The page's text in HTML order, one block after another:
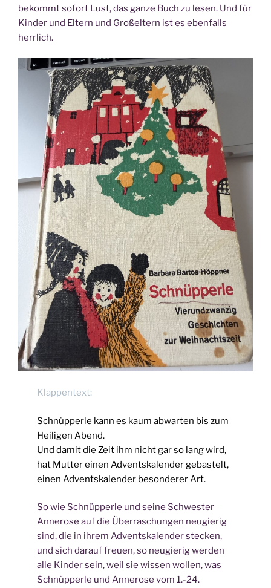
bekommt sofort Lust, das ganze Buch zu lesen. Und für
Kinder und Eltern und Großeltern ist es ebenfalls
herrlich.
Klappentext:
Schnüpperle kann es kaum abwarten bis zum
Heiligen Abend.
Und damit die Zeit ihm nicht gar so lang wird,
hat Mutter einen Adventskalender gebastelt,
einen Adventskalender besonderer Art.
So wie Schnüpperle und seine Schwester
Annerose auf die Überraschungen neugierig
sind, die in ihrem Adventskalender stecken,
und sich darauf freuen, so neugierig werden
alle Kinder sein, weil sie wissen wollen, was
Schnüpperle und Annerose vom 1.-24.